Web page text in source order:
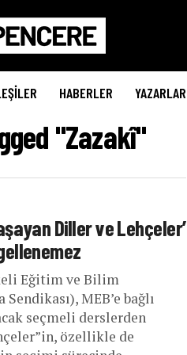
HABERLER YAZARLAR
"Zazakî"
Diller ve Lehçeler’
Eğitim ve Bilim
Sendikası), MEB’e bağlı
seçmeli derslerden
özellikle de